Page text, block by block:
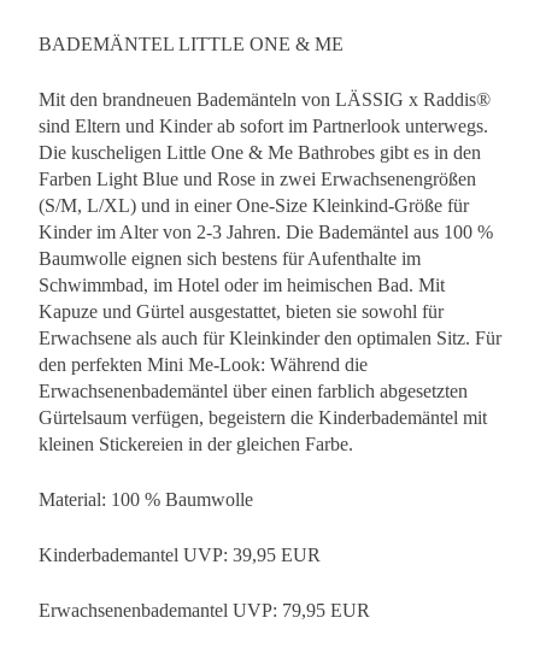
BADEMÄNTEL LITTLE ONE & ME
Mit den brandneuen Bademänteln von LÄSSIG x Raddis®
sind Eltern und Kinder ab sofort im Partnerlook unterwegs.
Die kuscheligen Little One & Me Bathrobes gibt es in den
Farben Light Blue und Rose in zwei Erwachsenengrößen
(S/M, L/XL) und in einer One-Size Kleinkind-Größe für
Kinder im Alter von 2-3 Jahren. Die Bademäntel aus 100 %
Baumwolle eignen sich bestens für Aufenthalte im
Schwimmbad, im Hotel oder im heimischen Bad. Mit
Kapuze und Gürtel ausgestattet, bieten sie sowohl für
Erwachsene als auch für Kleinkinder den optimalen Sitz. Für
den perfekten Mini Me-Look: Während die
Erwachsenenbademäntel über einen farblich abgesetzten
Gürtelsaum verfügen, begeistern die Kinderbademäntel mit
kleinen Stickereien in der gleichen Farbe.
Material: 100 % Baumwolle
Kinderbademantel UVP: 39,95 EUR
Erwachsenenbademantel UVP: 79,95 EUR